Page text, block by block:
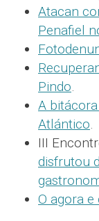
Atacan
Penafiel
Pindo.
A
Atlántico.
III
disfrutou
O agora